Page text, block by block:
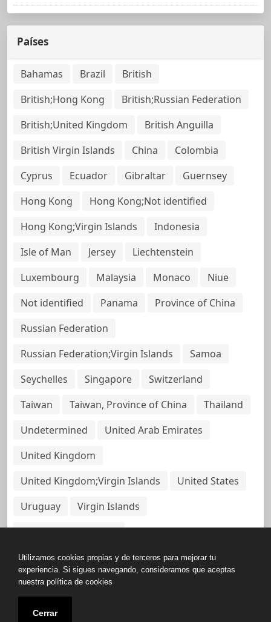
Países
Bahamas Brazil
British
British;Hong Kong
British;Russian Federation
British;United Kingdom
British Anguilla
British Virgin Islands
China
Colombia
Cyprus
Ecuador Gibraltar
Guernsey
Hong Kong
Hong Kong;Not identified
Hong Kong;Virgin Islands
Indonesia
Isle of Man
Jersey
Liechtenstein
Luxembourg
Malaysia Monaco
Niue
Not identified
Panama
Province of China
Russian Federation
Russian Federation;Virgin Islands
Samoa
Seychelles
Singapore
Switzerland
Taiwan
Taiwan, Province of China
Thailand
Undetermined
United Arab Emirates
United Kingdom
United Kingdom;Virgin Islands
United States
Uruguay
Virgin Islands
Virgin Islands, British
Copyright © All rights reserved.
Utilizamos cookies propias y de terceros para mejorar tu
experiencia. Si sigues navegando, consideramos que aceptas
nuestra política de cookies
Cerrar